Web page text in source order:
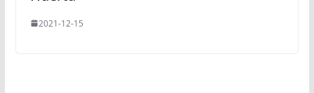
2021-12-15